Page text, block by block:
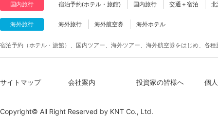
国内旅行 宿泊予約(ホテル・旅館) 国内旅行 交通＋宿泊
海外旅行 海外旅行 海外航空券 海外ホテル
宿泊予約（ホテル・旅館）、国内ツアー、海外ツアー、海外航空券をはじめ、各
サイトマップ 会社案内 投資家の皆様へ 個
Copyright© All Right Reserved by KNT Co., Ltd.